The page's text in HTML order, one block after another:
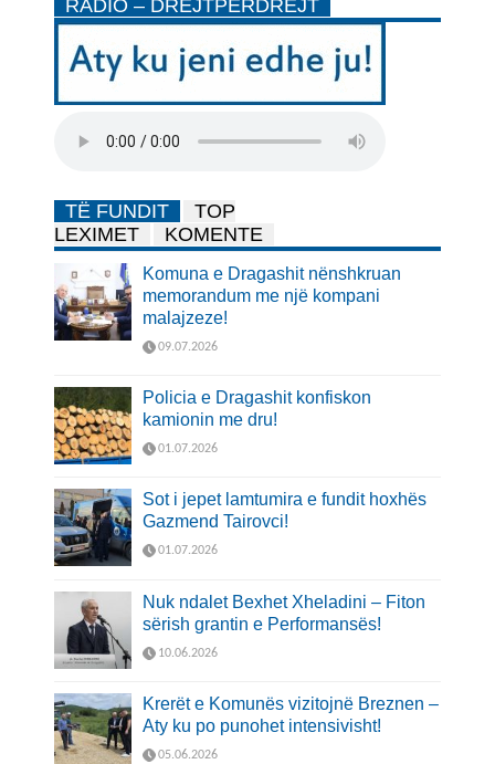
RADIO – DREJTPËRDREJT
TË FUNDIT
TOP
LEXIMET
KOMENTE
Komuna e Dragashit nënshkruan
memorandum me një kompani
malajzeze!
09.07.2026
Policia e Dragashit konfiskon
kamionin me dru!
01.07.2026
Sot i jepet lamtumira e fundit hoxhës
Gazmend Tairovci!
01.07.2026
Nuk ndalet Bexhet Xheladini – Fiton
sërish grantin e Performansës!
10.06.2026
Krerët e Komunës vizitojnë Breznen –
Aty ku po punohet intensivisht!
05.06.2026